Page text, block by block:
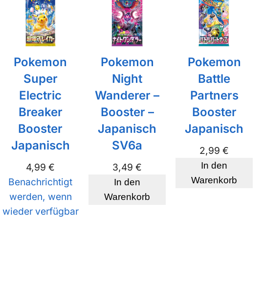
Pokemon
Super
Electric
Breaker
Booster
Japanisch
4,99€
Benachrichtigt
werden, wenn
wieder verfügbar
Pokemon
Night
Wanderer –
Booster –
Japanisch
SV6a
3,49€
In den
Warenkorb
Pokemon
Battle
Partners
Booster
Japanisch
2,99€
In den
Warenkorb